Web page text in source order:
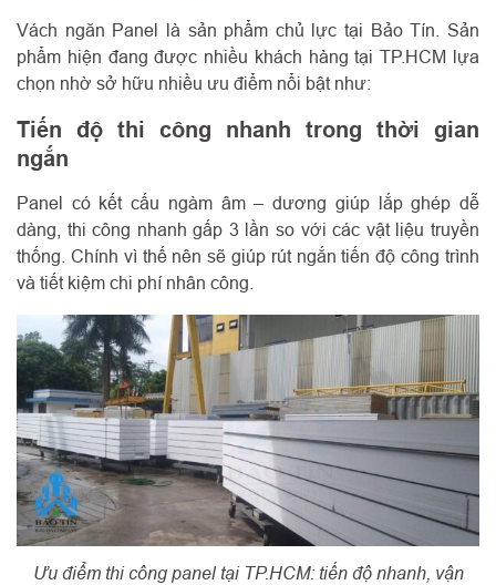
Vách ngăn Panel là sản phẩm chủ lực tại Bảo Tín. Sản
phẩm hiện đang được nhiều khách hàng tại TP.HCM lựa
chọn nhờ sở hữu nhiều ưu điểm nổi bật như:
Tiến độ thi công nhanh trong thời gian
ngắn
Panel có kết cấu ngàm âm – dương giúp lắp ghép dễ
dàng, thi công nhanh gấp 3 lần so với các vật liệu truyền
thống. Chính vì thế nên sẽ giúp rút ngắn tiến độ công trình
và tiết kiệm chi phí nhân công.
Ưu điểm thi công panel tại TP.HCM: tiến độ nhanh, vận